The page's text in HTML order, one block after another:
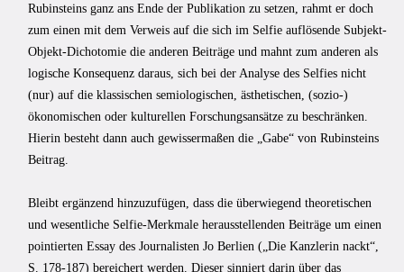
Rubinsteins ganz ans Ende der Publikation zu setzen, rahmt er doch
zum einen mit dem Verweis auf die sich im Selfie auflösende Subjekt-
Objekt-Dichotomie die anderen Beiträge und mahnt zum anderen als
logische Konsequenz daraus, sich bei der Analyse des Selfies nicht
(nur) auf die klassischen semiologischen, ästhetischen, (sozio-)
ökonomischen oder kulturellen Forschungsansätze zu beschränken.
Hierin besteht dann auch gewissermaßen die „Gabe“ von Rubinsteins
Beitrag.
Bleibt ergänzend hinzuzufügen, dass die überwiegend theoretischen
und wesentliche Selfie-Merkmale herausstellenden Beiträge um einen
pointierten Essay des Journalisten Jo Berlien („Die Kanzlerin nackt“,
S. 178-187) bereichert werden. Dieser sinniert darin über das